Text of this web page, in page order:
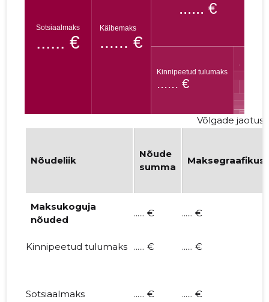
...... €
OILSEEDS TEENUSED OÜ
Võlgade jaotus
Nõudeliik
Nõude
summa
Maksegraafikus
Maksukoguja
nõuded
...... € ...... €
Kinnipeetud tulumaks ...... € ...... €
Sotsiaalmaks ...... € ...... €